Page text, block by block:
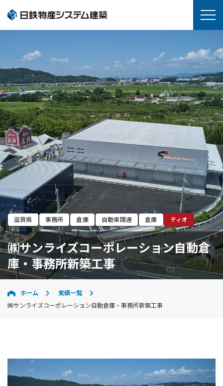
滋賀県 事務所 倉庫 自動車関連 倉庫 ティオ
㈱サンライズコーポレーション自動倉
庫・事務所新築工事
ホーム
実績一覧
㈱サンライズコーポレーション自動倉庫・事務所新築工事